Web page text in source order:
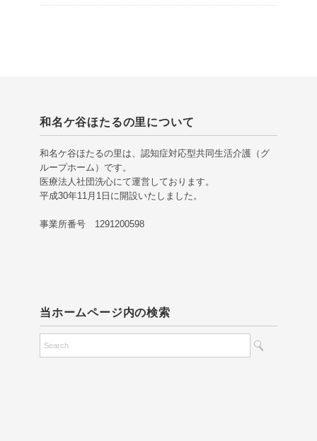
和名ケ谷ほたるの里について
和名ケ谷ほたるの里は、認知症対応型共同生活介護（グ
ループホーム）です。
医療法人社団洗心にて運営しております。
平成30年11月1日に開設いたしました。
事業所番号 1291200598
当ホームページ内の検索